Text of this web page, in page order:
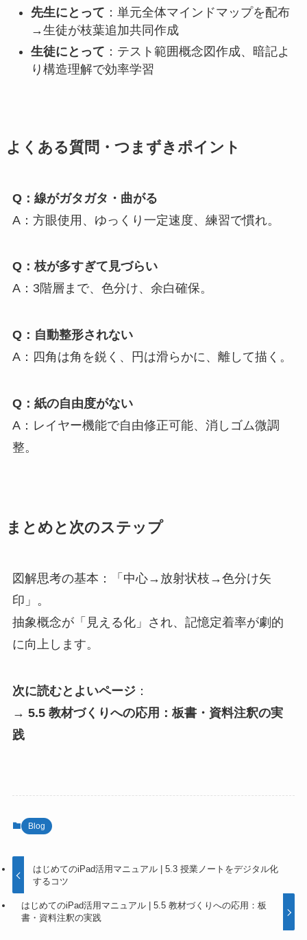
先生にとって ：単元全体マインドマップを配布
→生徒が枝葉追加共同作成
生徒にとって ：テスト範囲概念図作成、暗記よ
り構造理解で効率学習
よくある質問・つまずきポイント
Q：線がガタガタ・曲がる
A：方眼使用、ゆっくり一定速度、練習で慣れ。
Q：枝が多すぎて見づらい
A：3階層まで、色分け、余白確保。
Q：自動整形されない
A：四角は角を鋭く、円は滑らかに、離して描く。
Q：紙の自由度がない
A：レイヤー機能で自由修正可能、消しゴム微調
整。
まとめと次のステップ
図解思考の基本：「中心→放射状枝→色分け矢
印」。
抽象概念が「見える化」され、記憶定着率が劇的
に向上します。
次に読むとよいページ：
→ 5.5 教材づくりへの応用：板書・資料注釈の実
践
Blog
はじめてのiPad活用マニュアル | 5.3 授業ノートをデジタル化
するコツ
はじめてのiPad活用マニュアル | 5.5 教材づくりへの応用：板
書・資料注釈の実践